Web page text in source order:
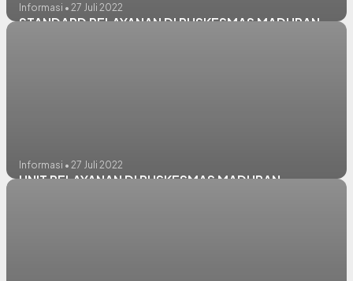
Informasi • 27 Juli 2022
STANDARD PELAYANAN DI PUSKESMAS MADURAN
Informasi • 27 Juli 2022
UNIT PELAYANAN DI PUSKESMAS MADURAN